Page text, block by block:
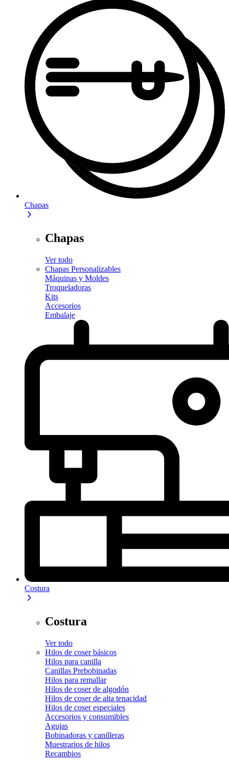
Chapas
Chapas
Ver todo
Chapas Personalizables
Máquinas y Moldes
Troqueladoras
Kits
Accesorios
Embalaje
Costura
Costura
Ver todo
Hilos de coser básicos
Hilos para canilla
Canillas Prebobinadas
Hilos para remallar
Hilos de coser de algodón
Hilos de coser de alta tenacidad
Hilos de coser especiales
Accesorios y consumibles
Agujas
Bobinadoras y canilleras
Muestrarios de hilos
Recambios